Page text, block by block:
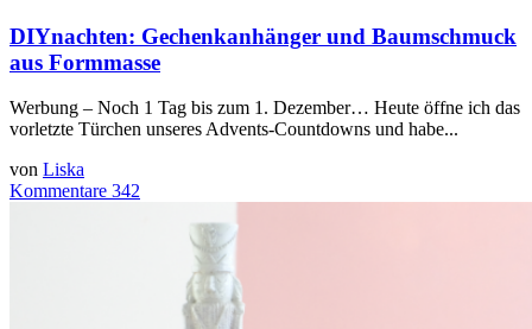
DIYnachten: Gechenkanhänger und Baumschmuck
aus Formmasse
Werbung – Noch 1 Tag bis zum 1. Dezember… Heute öffne ich das
vorletzte Türchen unseres Advents-Countdowns und habe...
von Liska
Kommentare 342